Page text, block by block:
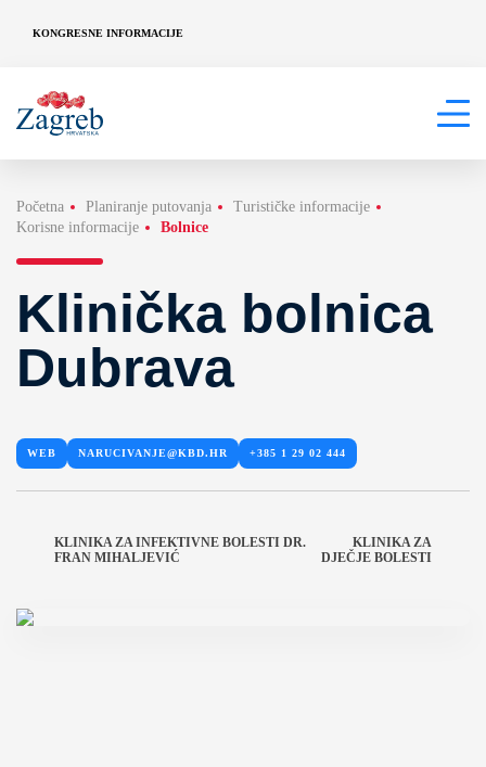
KONGRESNE INFORMACIJE
Početna Planiranje putovanja
Turističke informacije
Korisne informacije
Bolnice
Klinička bolnica
Dubrava
WEB NARUCIVANJE@KBD.HR +385 1 29 02 444
KLINIKA ZA INFEKTIVNE BOLESTI DR.
FRAN MIHALJEVIĆ
KLINIKA ZA
DJEČJE BOLESTI